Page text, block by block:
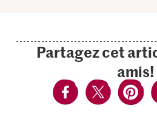
Partagez cet
amis!